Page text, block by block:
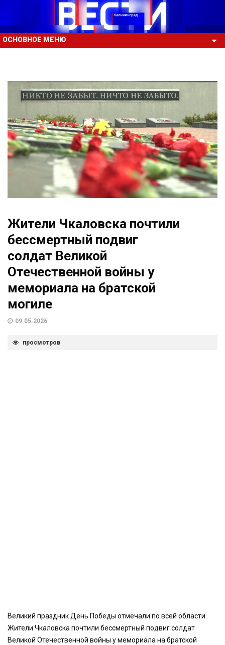
ОСНОВНОЕ МЕНЮ
Жители Чкаловска почтили
бессмертный подвиг
солдат Великой
Отечественной войны у
мемориала на братской
могиле
09.05.2026
просмотров
Великий праздник День Победы отмечали по всей области.
Жители Чкаловска почтили бессмертный подвиг солдат
Великой Отечественной войны у мемориала на братской